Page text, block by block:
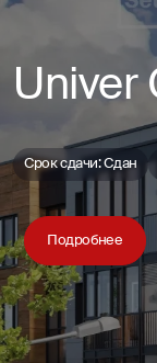
​Univer
Срок сдачи: Сдан
Подробнее